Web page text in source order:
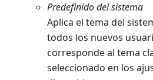
Predefinido del sistema
Aplica el tema del
todos los nuevos
corresponde al tema
seleccionado en los